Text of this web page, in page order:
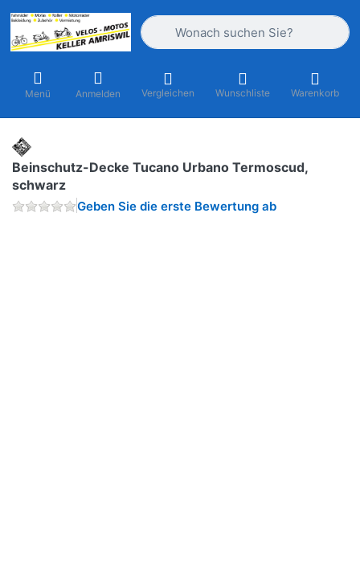
Geben Sie einen Suchbegriff ein.
Menü Anmelden Vergleichen Wunschliste Warenkorb
Beinschutz-Decke Tucano Urbano Termoscud,
schwarz
Geben Sie die erste Bewertung ab